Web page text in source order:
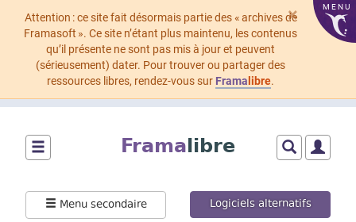
×
Attention : ce site fait désormais partie des « archives de
Framasoft ». Ce site n’étant plus maintenu, les contenus
qu’il présente ne sont pas mis à jour et peuvent
(sérieusement) dater. Pour trouver ou partager des
ressources libres, rendez-vous sur Frama libre.
MENU
contenu
principal
Framalibre
menu
menu
formulaire
Menu secondaire Logiciels alternatifs